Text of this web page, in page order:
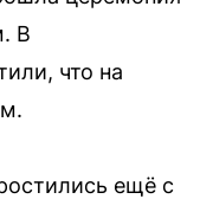
В
что на
ещё с